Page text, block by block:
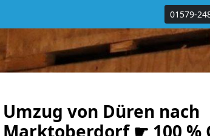
01579-
Umzug von Düren nach
Marktoberdorf ☛ 100 %